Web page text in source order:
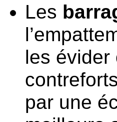
Les
les évider
par une